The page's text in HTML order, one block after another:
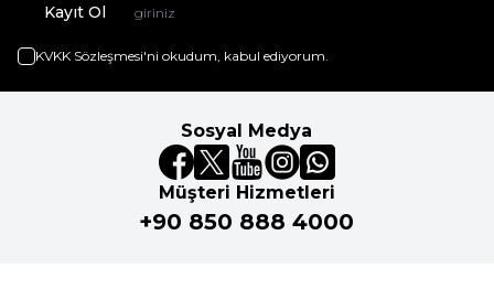
Kayıt Ol
KVKK Sözleşmesi'ni okudum, kabul ediyorum.
Sosyal Medya
Müşteri Hizmetleri
+90 850 888 4000